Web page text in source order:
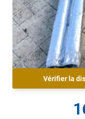
Vérifier la